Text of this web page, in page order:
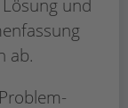
und
ab.